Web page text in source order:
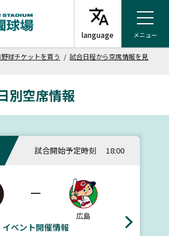
メニュー
球チケットを買う /試合日程から空席情報を見
別空席情報
試合開始予定時刻 18:00
ー
広島
イベント開催情報